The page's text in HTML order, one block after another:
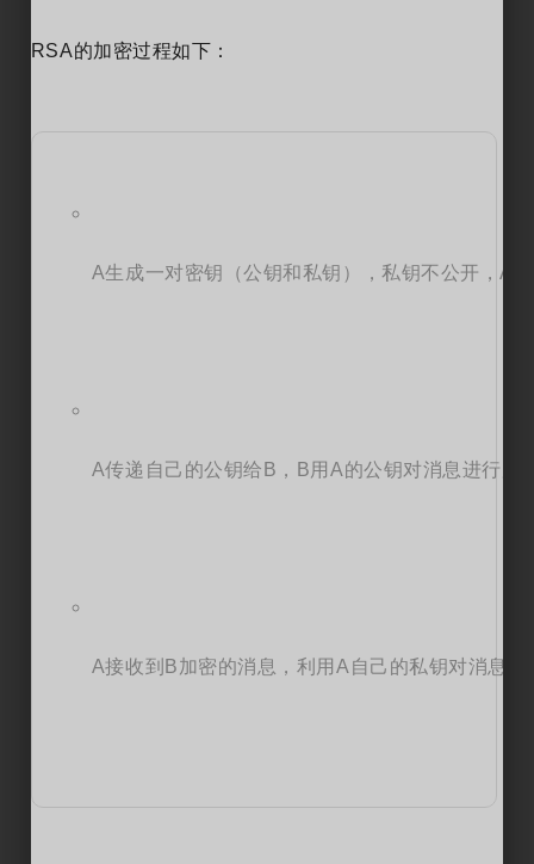
RSA的加密过程如下：
A生成一对密钥（公钥和私钥），私钥不公开，A
A传递自己的公钥给B，B用A的公钥对消息进行加
A接收到B加密的消息，利用A自己的私钥对消息进